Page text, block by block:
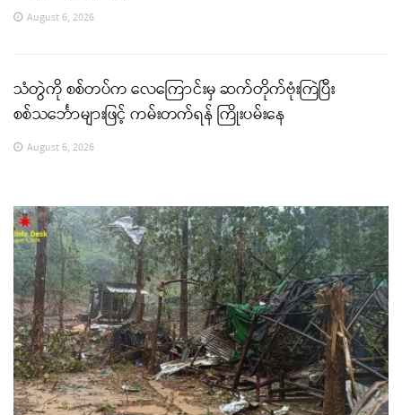
August 6, 2026
သံတွဲကို စစ်တပ်က လေကြောင်းမှ ဆက်တိုက်ဗုံးကြဲပြီး
စစ်သင်္ဘောများဖြင့် ကမ်းတက်ရန် ကြိုးပမ်းနေ
August 6, 2026